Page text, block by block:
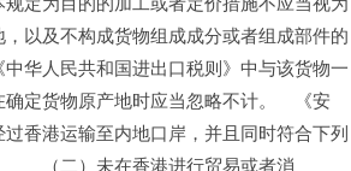
以及不构成货物组成成分或者组成部件的
华人民共和国进出口税则》中与该货物一
定货物原产地时应当忽略不计。　《安
香港运输至内地口岸，并且同时符合下列
　（二）未在香港进行贸易或者消